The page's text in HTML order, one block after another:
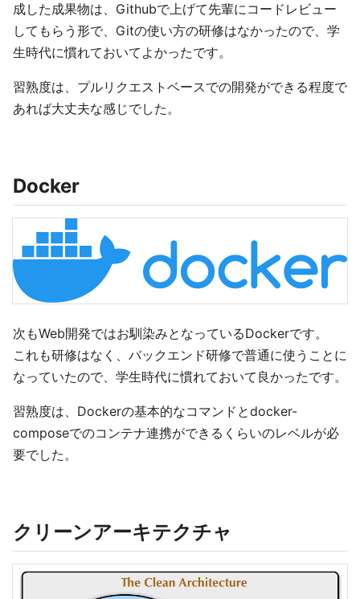
成した成果物は、Githubで上げて先輩にコードレビュー
してもらう形で、Gitの使い方の研修はなかったので、学
生時代に慣れておいてよかったです。
習熟度は、プルリクエストベースでの開発ができる程度で
あれば大丈夫な感じでした。
Docker
次もWeb開発ではお馴染みとなっているDockerです。
これも研修はなく、バックエンド研修で普通に使うことに
なっていたので、学生時代に慣れておいて良かったです。
習熟度は、Dockerの基本的なコマンドとdocker-
composeでのコンテナ連携ができるくらいのレベルが必
要でした。
クリーンアーキテクチャ